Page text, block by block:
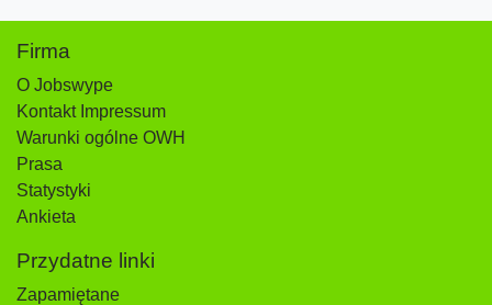
Firma
O Jobswype
Kontakt Impressum
Warunki ogólne OWH
Prasa
Statystyki
Ankieta
Przydatne linki
Zapamiętane